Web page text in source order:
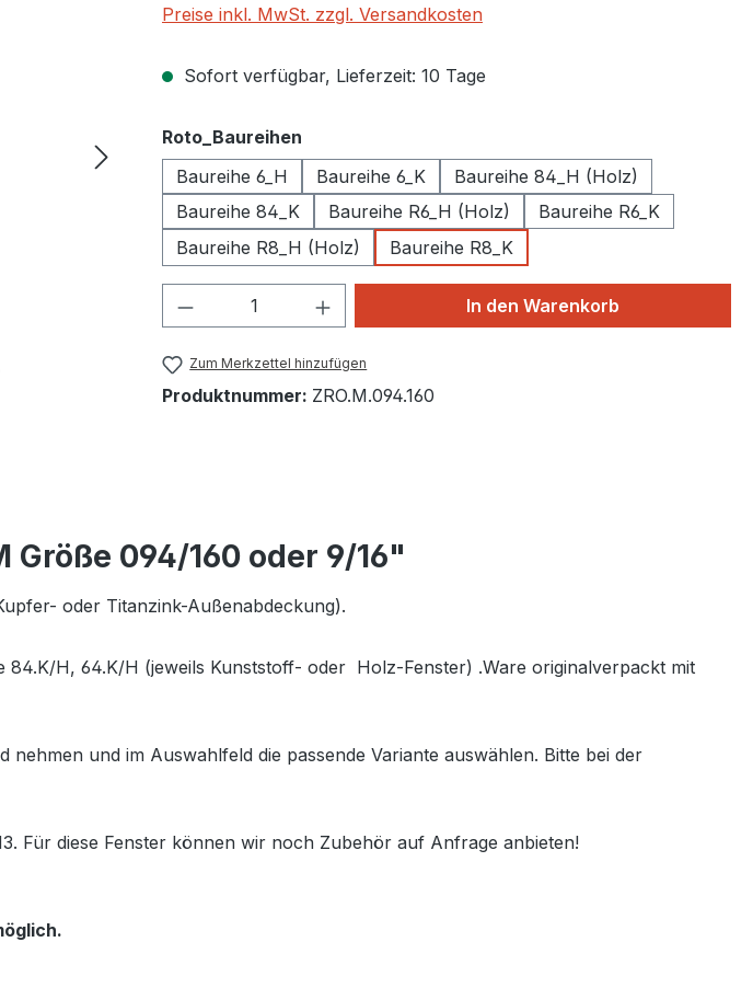
Preise inkl. MwSt. zzgl. Versandkosten
Sofort verfügbar, Lieferzeit: 10 Tage
Roto_Baureihen
Baureihe 6_H
Baureihe 6_K
Baureihe 84_H (Holz)
Baureihe 84_K
Baureihe R6_H (Holz)
Baureihe R6_K
Baureihe R8_H (Holz)
Baureihe R8_K
Produkt Anzahl: Gib den gewünschten Wert
In den Warenkorb
Zum Merkzettel hinzufügen
Produktnummer: ZRO.M.094.160
Größe 094/160 oder 9/16"
oder Titanzink-Außenabdeckung).
H, 64.K/H (jeweils Kunststoff- oder Holz-Fenster) .Ware originalverpackt mit
und im Auswahlfeld die passende Variante auswählen. Bitte bei der
Für diese Fenster können wir noch Zubehör auf Anfrage anbieten!